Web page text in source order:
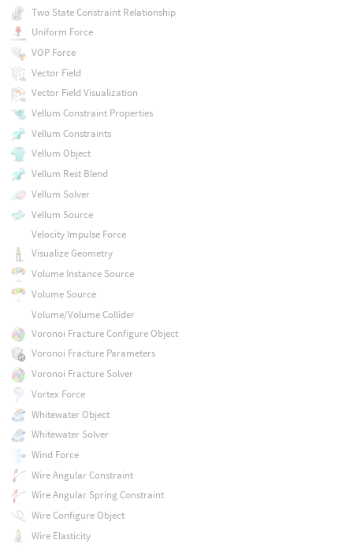
Two State Constraint Relationship
Uniform Force
VOP Force
Vector Field
Vector Field Visualization
Vellum Constraint Properties
Vellum Constraints
Vellum Object
Vellum Rest Blend
Vellum Solver
Vellum Source
Velocity Impulse Force
Visualize Geometry
Volume Instance Source
Volume Source
Volume/Volume Collider
Voronoi Fracture Configure Object
Voronoi Fracture Parameters
Voronoi Fracture Solver
Vortex Force
Whitewater Object
Whitewater Solver
Wind Force
Wire Angular Constraint
Wire Angular Spring Constraint
Wire Configure Object
Wire Elasticity